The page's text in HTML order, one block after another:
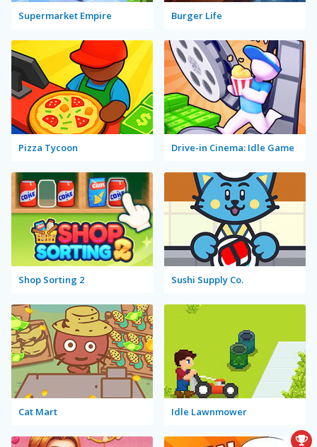
Supermarket Empire Burger Life
Pizza Tycoon Drive-in Cinema: Idle Game
Shop Sorting 2 Sushi Supply Co.
Cat Mart Idle Lawnmower